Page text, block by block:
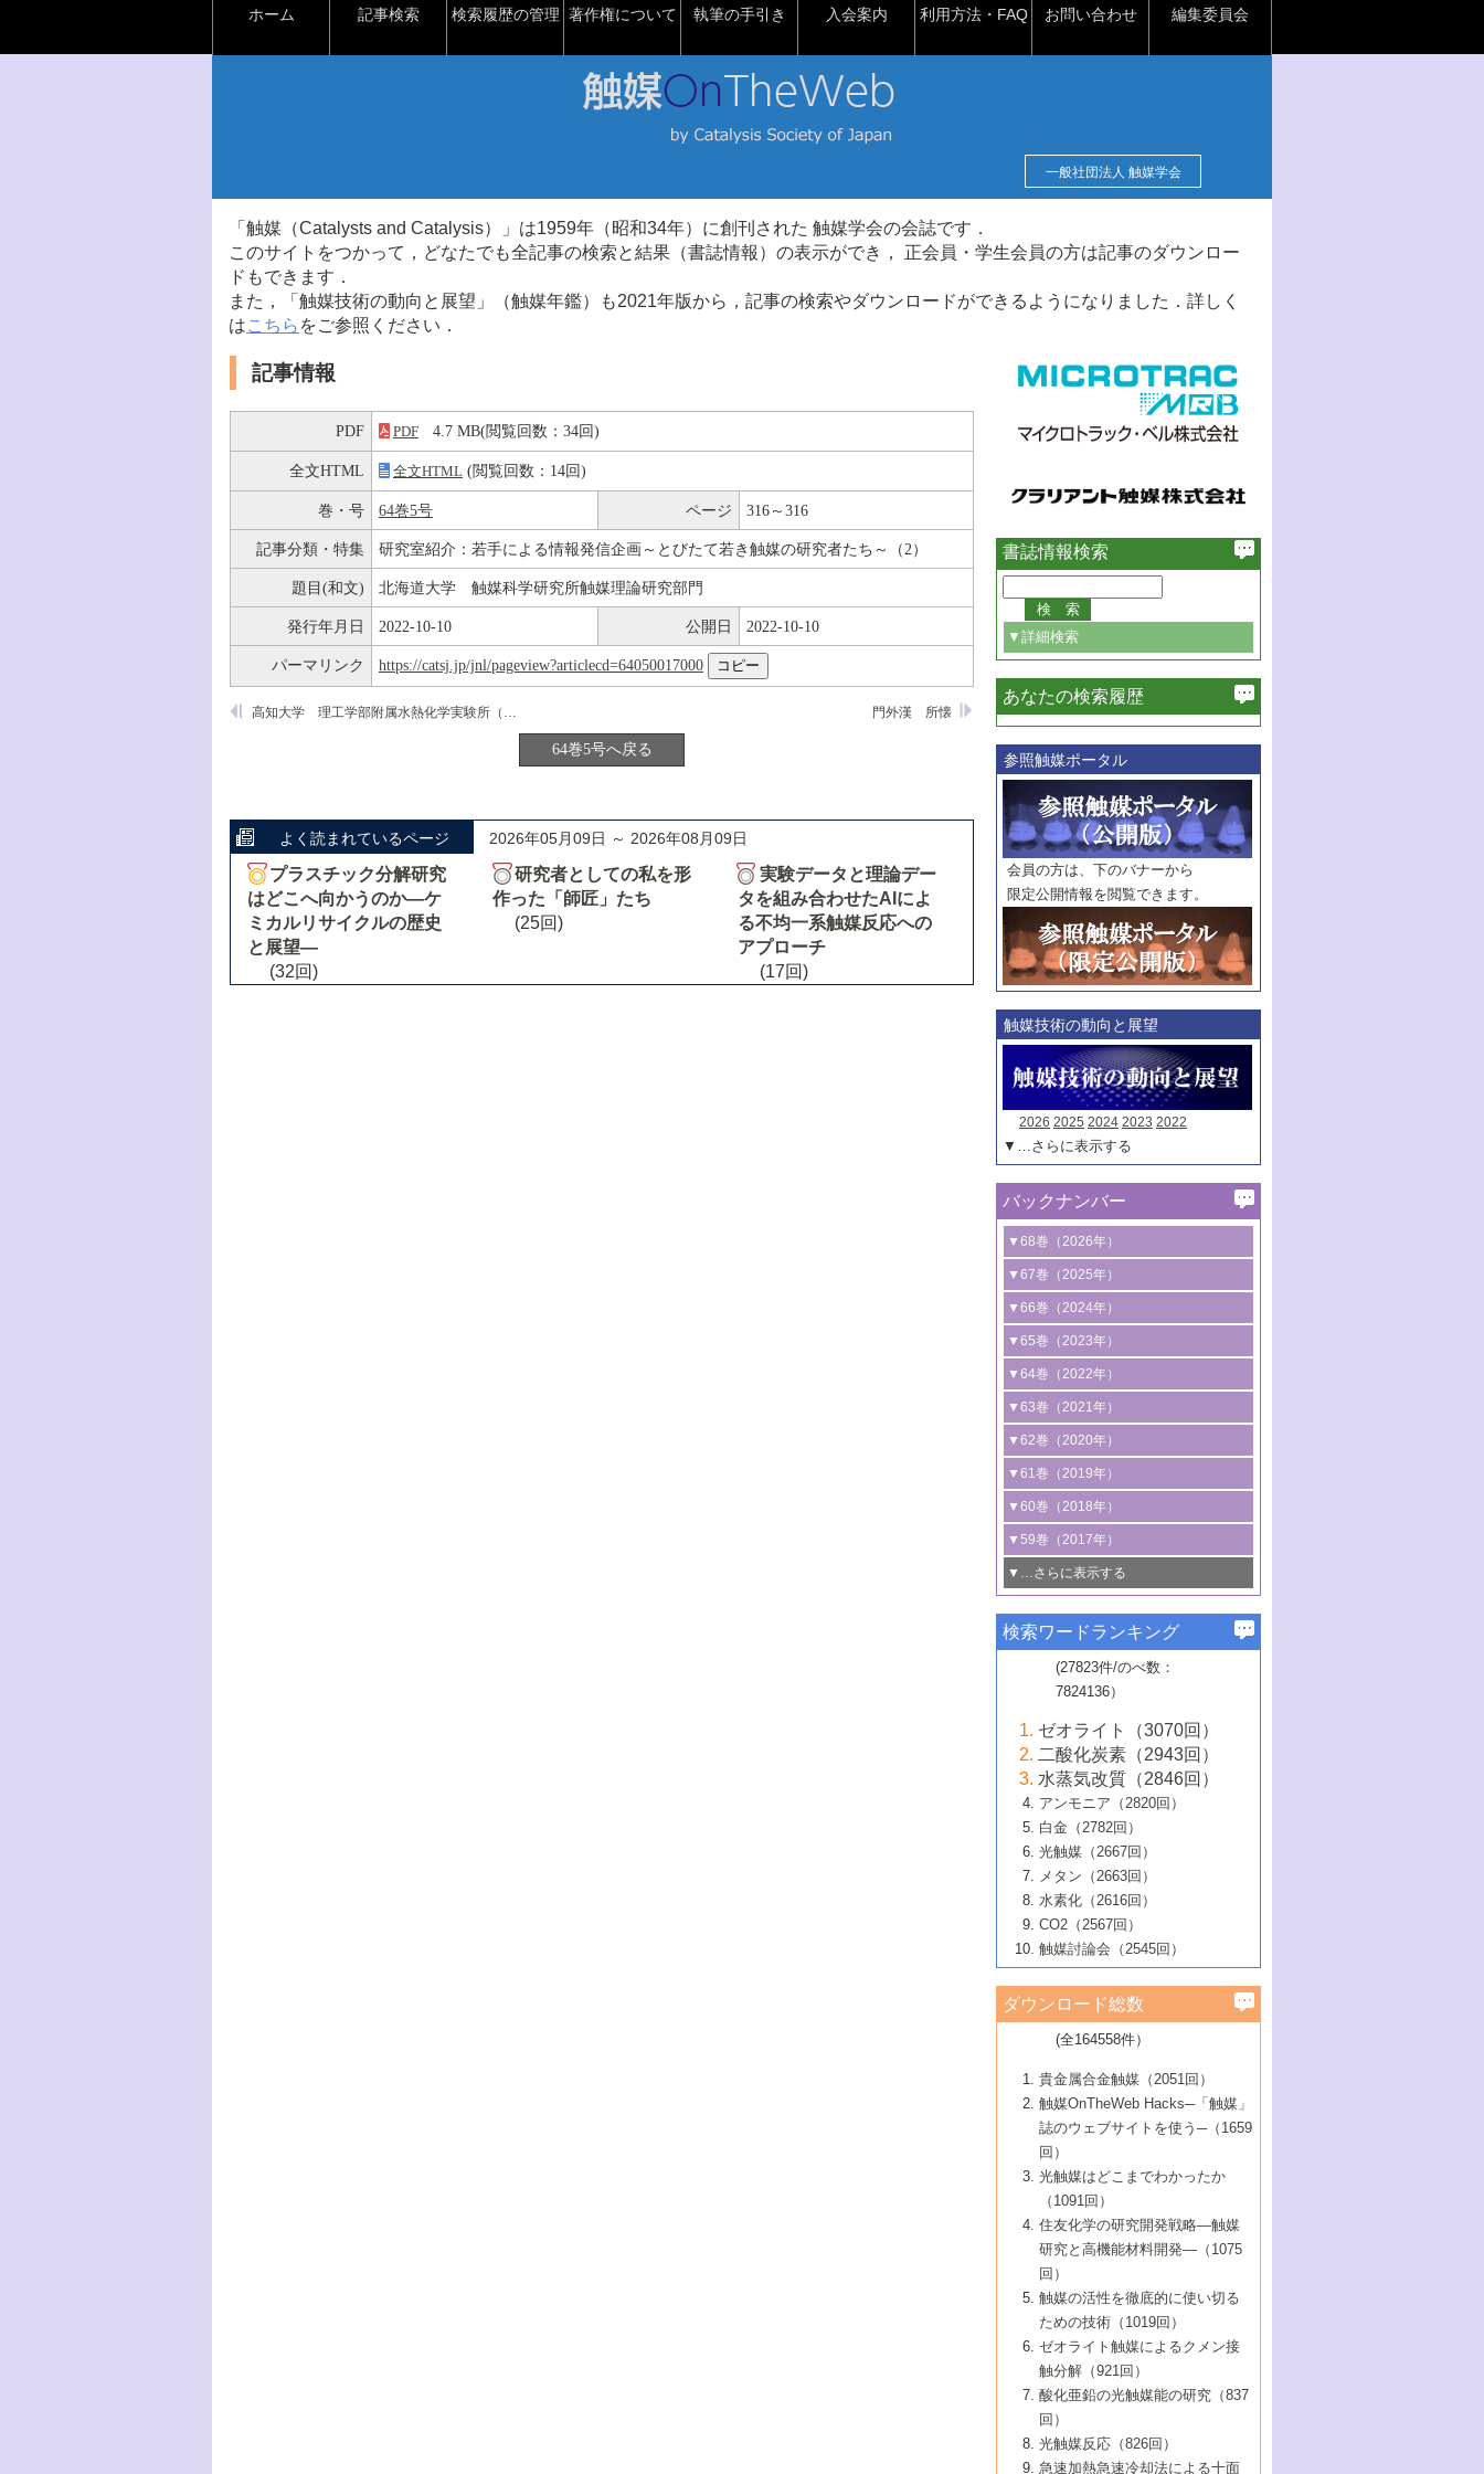
ホーム 記事検索 検索履歴の管理 著作権について 執筆の手引き 入会案内 利用方法・FAQ お問い合わせ 編集委員会
一般社団法人 触媒学会
「触媒（Catalysts and Catalysis）」は1959年（昭和34年）に創刊された 触媒学会の会誌です．
このサイトをつかって，どなたでも全記事の検索と結果（書誌情報）の表示ができ， 正会員・学生会員の方は記事のダウンロー
ドもできます．
また，「触媒技術の動向と展望」（触媒年鑑）も2021年版から，記事の検索やダウンロードができるようになりました．詳しく
はこちら をご参照ください．
記事情報
PDF PDF 4.7 MB(閲覧回数：34回)
全文HTML 全文HTML (閲覧回数：14回)
巻・号 64巻5号 ページ 316～316
記事分類・特集 研究室紹介：若手による情報発信企画～とびたて若き触媒の研究者たち～（2）
題目(和文) 北海道大学 触媒科学研究所触媒理論研究部門
発行年月日 2022-10-10 公開日 2022-10-10
パーマリンク https://catsj.jp/jnl/pageview?articlecd=64050017000
門外漢 所懐
高知大学 理工学部附属水熱化学実験所（恩田研究室）
64巻5号へ戻る
よく読まれているページ 2026年05月09日 ～ 2026年08月09日
プラスチック分解研究
はどこへ向かうのか―ケ
ミカルリサイクルの歴史
と展望―
(32回)
研究者としての私を形
作った「師匠」たち
(25回)
実験データと理論デー
タを組み合わせたAIによ
る不均一系触媒反応への
アプローチ
(17回)
書誌情報検索
▼詳細検索
必ず含む
巻・号指定
巻
号
範囲指定
巻
号～
巻
号
触媒年鑑
年度
記事種別
マーク：
マークあり
あなたの検索履歴
参照触媒ポータル
会員の方は、下のバナーから
限定公開情報を閲覧できます。
触媒技術の動向と展望
2026 2025 2024 2023 2022
▼…さらに表示する
バックナンバー
▼68巻（2026年）
1号 過酸化水素合成に関する研究動向
2号 コンピューター技術により加速する
触媒開発
3号 有機分子変換やCO 資源化のための
光触媒に関する最近の研究
B号 第137回触媒討論会（2026年）
▼67巻（2025年）
1号 CO
水素化によるグリーン燃料/グリ
ーンケミカル製造
2号 水素製造のための水分解技術に関す
る最近の研究
3号 オレフィン系樹脂の精密合成に関す
る最新技術
4号 アルコール類の効率的変換を実現す
る非貴金属触媒の研究動向
5号 ゼオライトの合成と応用における研
究動向
6号 ヘテロ接合界面
B号 第135回触媒討論会（2025年）
▼66巻（2024年）
1号 低次元ナノ構造を有する触媒材料
2号 規制反応場を活用した固体触媒研究
の新展開
3号 未踏分子変換を目指した酸化触媒プ
ロセスの最前線
4号 シンクロトロン放射光および中性子
線を利用した触媒解析技術の最先端
5号 単原子触媒
6号 参照触媒委員会からのお知らせ
B号 第133回触媒討論会（2023年）
▼65巻（2023年）
1号 炭素が関わる触媒機能
2号 プラスチックケミカルリサイクルの
ための触媒技術
3号 非酸化物系金属化合物を基盤とした
触媒材料の開発
4号 格子酸素・格子酸素欠陥を利用した
触媒反応
5号 生体触媒によるエネルギー変換反応
6号 窒素とリンの循環のための触媒・機
能性材料
▼64巻（2022年）
1号 合成ガス製造とCOを用いるケミカル
ズ合成の最新動向
2号 化学品合成のための合金触媒開発
3号 CO の排出削減および有効活用のた
めの触媒技術
4号 若手による情報発信企画～とびたて
若き触媒の研究者たち～（1）
若き触媒の研究者たち～（2）
6号 石油のノーブル・ユースを志向した
触媒技術
大学：オンライン・対面開催）
▼63巻（2021年）
1号 金触媒の新展開
2号 ペロブスカイト
3号 特殊反応場を利用した触媒的分子変
換反応
4号 多孔質材料を用いた触媒の新展開
5号 情報学的手法を用いた触媒開発
6号 カーボンニュートラルに向けた電解
技術
B号 第127回触媒討論会（2021年・オン
ライン開催(Zoom)のみ）
▼62巻（2020年）
1号 触媒設計を拓く欠陥構造のキャラク
タリゼーション
2号 機能化学品製造に資するクリーンな
触媒的酸化反応
3号 水処理のための触媒化学
4号 光触媒を用いた水分解の最新の研究
動向
5号 次世代の触媒プロセスを支えるマイ
6号 メタン転換技術の最新動向
B号 第125回触媒討論会（2020年・工学
院大学）
▼61巻（2019年）
1号 物質移動制御に着目した触媒プロセ
ス開発
2号 CO2 フリー水素サプライチェーンに
関わる触媒開発動向
3号 精密高分子合成に関する最近の研究
動向
4号 バイオマス化成品製造のための触媒
5号 固体触媒による含窒素有機化合物変
換の最前線
6号 貴金属使用量低減に向けた自動車排
ガス浄化触媒の開発
B号 第123回触媒討論会（2019年・大阪
▼60巻（2018年）
1号 固体酸触媒の最新の研究動向
2号 二酸化炭素からの有用化学品合成
3号 ナノ粒子・クラスター触媒の最前線
4号 60周年記念企画
5号 進化するゼオライト合成技術
6号 非貴金属系触媒における電気化学的
B号 第121回触媒討論会（2018年・東京
大学）
▼59巻（2017年）
1号 いたるところに，触媒
最先端技術
3号 無機分離膜材料の開発と触媒反応プ
ロセスへの適用
5号 水素のふるまいを解き明かす最先端
研究
6号 低級アルカンの有効利用のための触
媒技術
B号 第119回触媒討論会（2017年・首都
大学東京）
▼…さらに表示する
1号 ユニークな構造の高分子を生み出す触
2号 リグニンからの化成品製造に向けた触
媒技術
3号 触媒研究の最先端～とびたて若き研究
者たち～（1）
4号 触媒研究の最先端～とびたて若き研究
者たち～（2）
5号 触媒研究の最先端～とびたて若き研究
者たち～（3）
6号 イオニクス材料と燃料電池・電解合成
の最新の研究動向
B号 第117回触媒討論会（2016年・大阪府
立大学）
▼57巻（2015年）
1号 水素キャリアにかかわる触媒技術の新
2号 石油精製用触媒の最近の進展
3号 固体酸化物形燃料電池（SOFC）におけ
るアノード触媒上での燃料直接改質技術
4号 コアシェル構造の制御による触媒機能
5号 工業触媒およびその周辺技術の最近の
進歩
6号 ナノシート
B号 第115回触媒討論会（2015年・成蹊大
▼56巻（2014年）
2号 光触媒反応機構に関する最新の研究動
向
開発動向
4号 人工光合成に向けた近年のアプローチ
5号 未利用熱エネルギーの有効活用に貢献
する触媒技術
6号 ポリオキソメタレート
B号 第113回触媒討論会（2014年・ロワジ
ールホテル豊橋）
1号 高耐久性燃料電池システム用触媒にお
ける新展開
2号 リビングラジカル重合の最近の動向
3号 天然ガスの化学工業的展開に関する触
媒技術
4号 貴金属触媒の精密構造制御とその活用
5号 バイオマス化成品製造のための固体触
6号 ナノ空間─吸着状態解析から新機能開拓
B号 第111回触媒討論会（2013年・関西大
▼54巻（2012年）
1号 規則性多孔体の利用技術における最近
の進歩
2号 第109回触媒討論会
3号 貴金属低減技術の最新動向
4号 貴金属代替技術の最新動向
5号 光触媒による物質変換反応の新展開
6号 グラフェン
7号 水素を利用する化成品合成の新潮流
▼53巻（2011年）
1号 金属学から見る合金触媒の新展開
2号 第107回触媒討論会
3号 触媒のその場観察法の進歩（１）
4号 触媒のその場観察法の進歩（２）
5号 不活性結合の触媒的活性化による有機
合成
6号 新しい固体酸触媒技術
7号 ゼオライト合成における最近の進歩
▼52巻（2010年）
1号 触媒の劣化対策と長寿命触媒開発
2号 第105回触媒討論会
3号 ナノ構造が拓く新機能
4号 活性サイトおよびその環境の精密な設
計による触媒の高機能化
5号 触媒を有効に使うための技術
7号 有機分子触媒による精密有機合成
8号 高機能化ポリオレフィンに向けた重合
触媒の最近の進展
1号 炭素材料－熱い注目を集める材料－
2号 第103回触媒討論会
3号 環境浄化用光触媒の現状と課題
4号 水素社会の実現に向けた水素製造・貯
蔵技術の進歩
5号 CO2が関わる触媒・材料
7号 持続可能社会実現のための触媒および
触媒関連技術
▼50巻（2008年）
1号 触媒化学と学会のこの10年，半世紀，
そして未来
2号 第101回触媒討論会
4号 錯体を利用したユニークな表面構造の
構築と機能
5号 若手会員による触媒研究の未来展望1：
企業編
6号 第102回触媒討論会
7号 触媒・化学反応における計算化学の進
8号 若手研究者による触媒研究の未来展望
2：大学・研究所編
▼49巻（2007年）
1号 含フッ素化合物の合成と触媒
2号 第99回触媒討論会
3号 実用的ファインケミカル合成プロセス
を実現する触媒
5号 こんな物質，あんな物質―新たな触媒
の可能性―
7号 『結晶の化学』を活かした触媒研究
8号 イオン液体の応用
▼48巻（2006年）
1号 固体酸触媒の最近の進歩
2号 第97回触媒討論会
3号 リビング重合触媒の最近の展開
5号 水素製造・貯蔵のための触媒技術の新
しい展開
6号 第98回触媒討論会
7号 基礎化学品製造の触媒技術
8号 多機能型リアクター
1号 最近の触媒担体とその効果
2号 第95回触媒討論会
4号 水分解用光触媒材料
5号 時間分解分光の進歩と応用
6号 第96回触媒討論会
8号 超臨界流体を用いた化学プロセスの新
▼46巻（2004年）
1号 部分酸化反応触媒の最前線
2号 第93回触媒討論会
3号 特殊エネルギー場の触媒反応
4号 生体内における金属の触媒作用
5号 ファインケミカルズの展開に寄与する
6号 第94回触媒討論会
7号 サブナノレベルでみた新しい表面現象
8号 オレフィン重合触媒の新たな展
▼45巻（2003年）
1号 なぜこの触媒が良いのか？
2号 第91回触媒討論会
3号 最近の自動車排ガス処理技術
4号 触媒研究の現状と将来─第90回触媒討論
5号 基礎化学品製造の触媒技術
6号 第92回触媒討論会
7号 基礎化学品製造の触媒技術
8号 資源の循環と触媒技術
▼44巻（2002年）
1号 高次制御された触媒の化学
2号 第89回触媒討論会
3号 触媒を利用した電気化学の新展開
4号 ナノ材料の調製と機能化
5号 こんな触媒が欲しい
6号 第90回触媒討論会
7号 触媒研究と学術雑誌/情報
8号 若い世代からみた触媒化学の現状と未
▼43巻（2001年）
1号 グリーンケミストリーと触媒
2号 第87回触媒討論会特集号
3号 生体触媒とバイオプロセス
4号 水素製造・利用の触媒化学
5号 触媒研究における新しい切り口：コン
ビナトリアルケミストリー
6号 第88回触媒討論会特集号
7号 企業における触媒研究のブレークスル
8号 この材料を触媒として使ってみません
▼42巻（2000年）
1号 触媒反応工学の明日を拓く
2号 第85回触媒討論会
3号 反応ダイナミクス
5号 触媒のおもしろさをどのように伝える
6号 第86回触媒討論会
7号 水素化精製触媒の新しい展開
8号 新しい反応性と機能性を目指した金属
クラスタ-化学
▼41巻（1999年）
1号 孔、穴、あな?-特異な空間とその利用-
2号 第83回触媒討論会
3号 均一系触媒反応最前線
4号 実用炭素材料の新展開
5号 研究の方法論を考える
7号 機能性金属材料と触媒
8号 触媒研究へのNMRの応用と展望
▼40巻（1998年）
進展と21世紀への提言/創立40周年記念・触
媒学会この10年の歩みとこれから/創立40周
2号 第81回触媒討論会
3号 計算機触媒化学へのさそい
4号 触媒劣化の制御と予測
5号 最新の実用プロセスと触媒
6号 第82回触媒討論会
1号 均一系と不均一系触媒反応-その特徴と
接点
2号 第79回触媒討論会
3号 最新NO除去触媒の実用化研究
4号 新しい反応場を目指した触媒調製
5号 反応・分離技術の新しい展開
6号 第80回触媒討論会
▼38巻（1996年）
1号 触媒の構造と触媒作用/C1化学を中心と
する21世紀への触媒
3号 オリンピックメダル:金・銀・銅はどん
な触媒作用を示すか
4号 触媒作用における機能の複合化
▼37巻（1995年）
1号 ファインケミカルズと固体触媒
2号 第75回触媒討論会
3号 希土類を利用した触媒
4号 触媒とリサイクル
5号 エネルギー変換触媒
▼36巻（1994年）
1号 電気化学と触媒
2号 第73回触媒討論会
3号 C4化学の展開
4号 《通常号》
▼35巻（1993年）
1号 工業触媒開発マニュアル―探索から工
業化まで
2号 第71回触媒討論会
▼34巻（1992年）
1号 インパクトを与えたこの研究
2号 第69回触媒討論会
▼33巻（1991年）
1号 触媒プロセス開発マニュアル―探索か
▼32巻（1990年）
検索ワードランキング
(27823件/のべ数：
7824136）
ゼオライト（3070回）
二酸化炭素（2943回）
水蒸気改質（2846回）
アンモニア（2820回）
白金（2782回）
光触媒（2667回）
メタン（2663回）
水素化（2616回）
CO2（2567回）
触媒討論会（2545回）
ダウンロード総数
(全164558件）
貴金属合金触媒（2051回）
触媒OnTheWeb Hacks─「触媒」
誌のウェブサイトを使う─（1659
回）
光触媒はどこまでわかったか
（1091回）
住友化学の研究開発戦略―触媒
研究と高機能材料開発―（1075
回）
触媒の活性を徹底的に使い切る
ための技術（1019回）
ゼオライト触媒によるクメン接
触分解（921回）
酸化亜鉛の光触媒能の研究（837
回）
光触媒反応（826回）
急速加熱急速冷却法による十面